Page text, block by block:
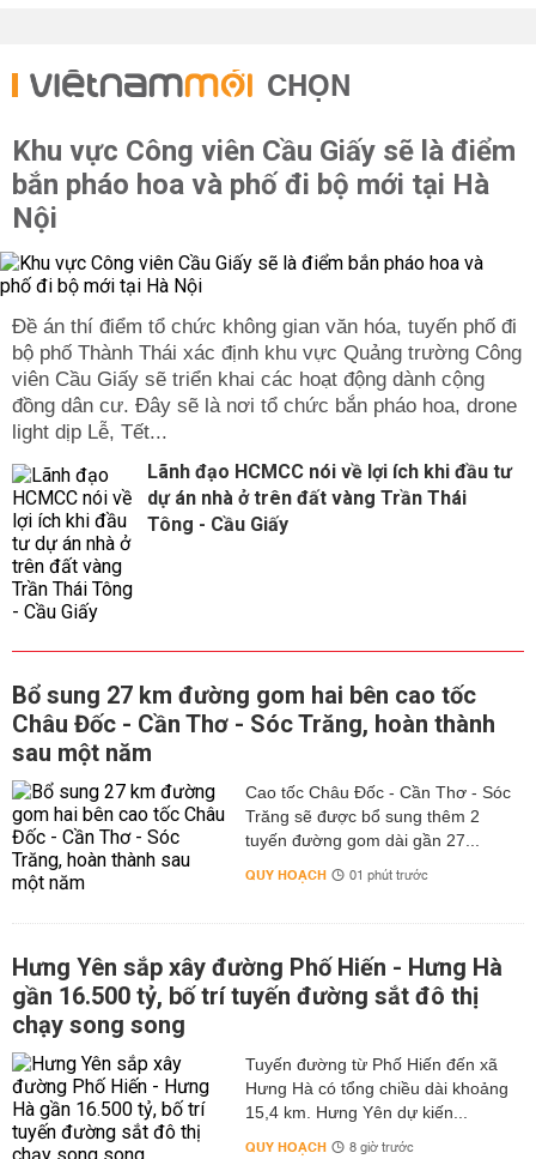
CHỌN
Khu vực Công viên Cầu Giấy sẽ là điểm
bắn pháo hoa và phố đi bộ mới tại Hà
Nội
Đề án thí điểm tổ chức không gian văn hóa, tuyến phố đi
bộ phố Thành Thái xác định khu vực Quảng trường Công
viên Cầu Giấy sẽ triển khai các hoạt động dành cộng
đồng dân cư. Đây sẽ là nơi tổ chức bắn pháo hoa, drone
light dịp Lễ, Tết...
Lãnh đạo HCMCC nói về lợi ích khi đầu tư
dự án nhà ở trên đất vàng Trần Thái
Tông - Cầu Giấy
Bổ sung 27 km đường gom hai bên cao tốc
Châu Đốc - Cần Thơ - Sóc Trăng, hoàn thành
sau một năm
Cao tốc Châu Đốc - Cần Thơ - Sóc
Trăng sẽ được bổ sung thêm 2
tuyến đường gom dài gần 27...
QUY HOẠCH 01 phút trước
Hưng Yên sắp xây đường Phố Hiến - Hưng Hà
gần 16.500 tỷ, bố trí tuyến đường sắt đô thị
chạy song song
Tuyến đường từ Phố Hiến đến xã
Hưng Hà có tổng chiều dài khoảng
15,4 km. Hưng Yên dự kiến...
QUY HOẠCH 8 giờ trước